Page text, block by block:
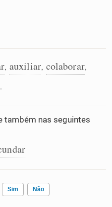
, auxiliar, colaborar,
.
também nas seguintes
Sim Não